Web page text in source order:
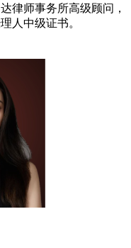
律师事务所高级顾问，
人中级证书。